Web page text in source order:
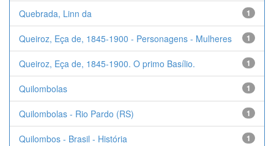
Quebrada, Linn da 1
Queiroz, Eça de, 1845-1900 - Personagens - Mulheres 1
Queiroz, Eça de, 1845-1900. O primo Basílio. 1
Quilombolas 1
Quilombolas - Rio Pardo (RS) 1
Quilombos - Brasil - História 1